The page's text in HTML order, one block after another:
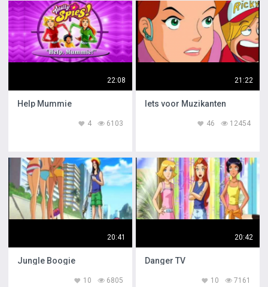
22:08
Help Mummie
6103
4
21:22
Iets voor Muzikanten
12454
46
20:41
Jungle Boogie
6805
10
20:42
Danger TV
7161
10